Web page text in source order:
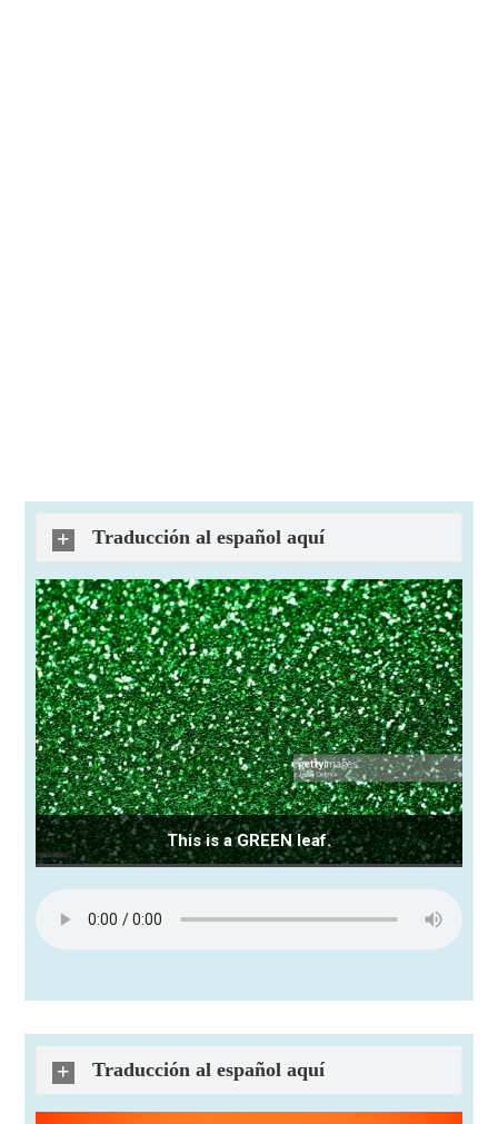
Traducción al español aquí
This is a GREEN leaf.
Traducción al español aquí